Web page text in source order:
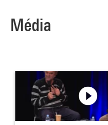
Média